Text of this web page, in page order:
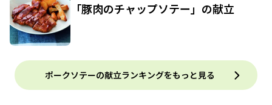
「豚肉のチャップソテー」の献立
ポークソテーの献立ランキングをもっと見る